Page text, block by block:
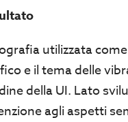
utilizzata
e il tema delle
della UI. Lato
agli aspetti